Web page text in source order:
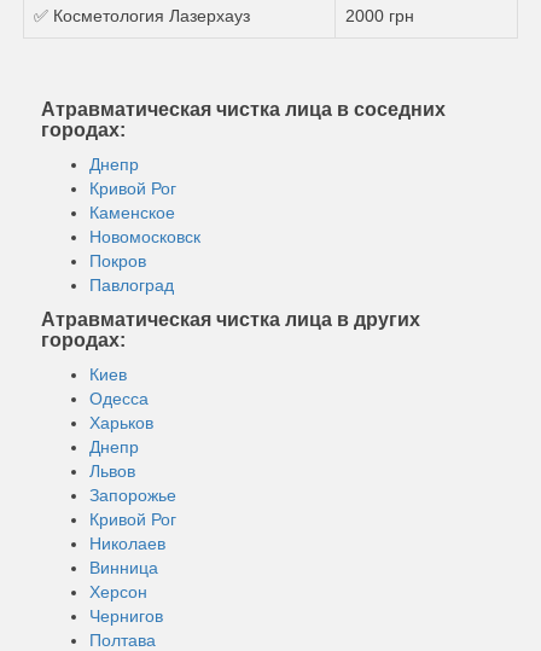
✅ Косметология Лазерхауз 2000 грн
Атравматическая чистка лица в соседних
городах:
Днепр
Кривой Рог
Каменское
Новомосковск
Покров
Павлоград
Атравматическая чистка лица в других
городах:
Киев
Одесса
Харьков
Днепр
Львов
Запорожье
Кривой Рог
Николаев
Винница
Херсон
Чернигов
Полтава